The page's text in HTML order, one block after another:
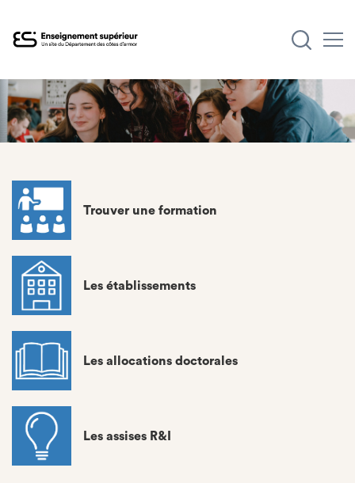
Aller
au
contenu
principal
Trouver une formation
Les établissements
Les allocations doctorales
Les assises R&I